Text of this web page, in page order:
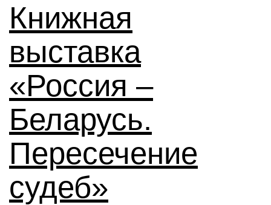
Книжная
выставка
«Россия –
Беларусь.
Пересечение
судеб»